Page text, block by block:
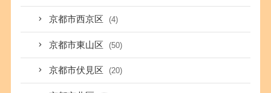
京都市西京区 (4)
京都市東山区 (50)
京都市伏見区 (20)